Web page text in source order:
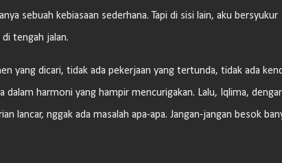
sebuah kebiasaan sederhana. Tapi di sisi lain, aku bersyukur
tengah jalan.
yang dicari, tidak ada pekerjaan yang tertunda, tidak ada
harmoni yang hampir mencurigakan. Lalu, Iqlima,
lancar, nggak ada masalah apa-apa. Jangan-jangan besok